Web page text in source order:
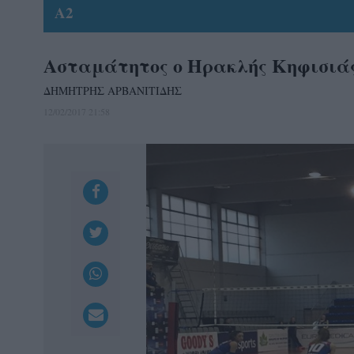
A2
Ασταμάτητος ο Ηρακλής
ΔΗΜΗΤΡΗΣ ΑΡΒΑΝΙΤΙΔΗΣ